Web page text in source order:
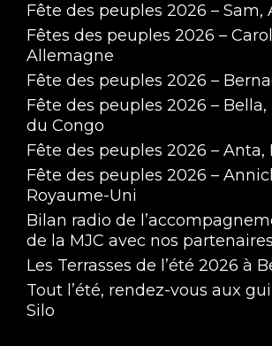
Fête des peuples 2026 – Sam,
Fêtes des peuples 2026 –
Allemagne
Fête des peuples 2026 –
Fête des peuples 2026 –
du Congo
Fête des peuples 2026 – Anta,
Fête des peuples 2026 –
Royaume-Uni
Bilan radio de
de la MJC avec nos
Les Terrasses de l’été 2026 à
Tout l’été, rendez-vous aux
Silo